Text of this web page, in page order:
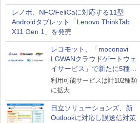
業務設計とマインドセット変
革
レノボ、NFC/FeliCaに対応する11型
Androidタブレット「Lenovo ThinkTab
X11 Gen 1」を発売
レコモット、「moconavi
LGWANクラウドゲートウェ
イサービス」で新たに5種類
のサービスと連携開始
利用可能サービスは計102種類
に拡大
日立ソリューションズ、新
Outlookに対応し誤送信対策